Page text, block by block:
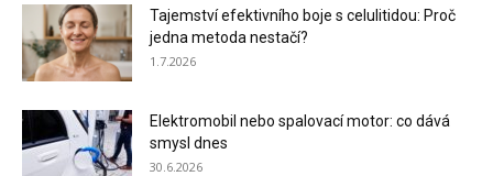
Tajemství efektivního boje s celulitidou: Proč
jedna metoda nestačí?
1.7.2026
Elektromobil nebo spalovací motor: co dává
smysl dnes
30.6.2026